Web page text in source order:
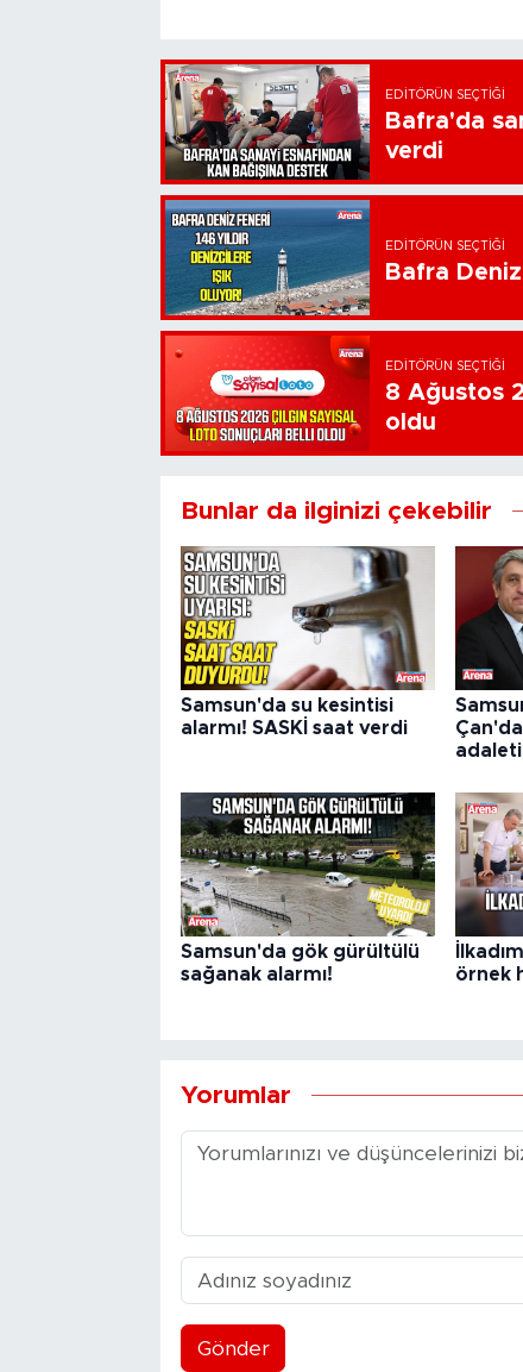
EDITÖRÜN SEÇTIĞI
Bafra'da
verdi
EDITÖRÜN SEÇTIĞI
Bafra
EDITÖRÜN SEÇTIĞI
8 Ağustos
oldu
Bunlar da ilginizi çekebilir
Samsun'da su kesintisi
alarmı! SASKİ saat verdi
Samsun'da gök gürültülü
sağanak alarmı!
örnek
Yorumlar
Gönder